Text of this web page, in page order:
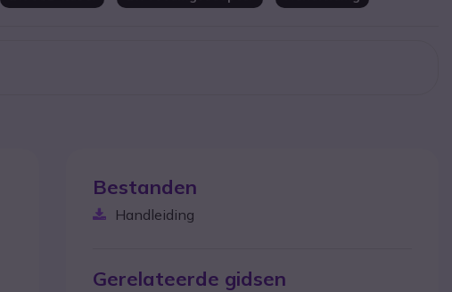
Bestanden
Handleiding
Gerelateerde gidsen